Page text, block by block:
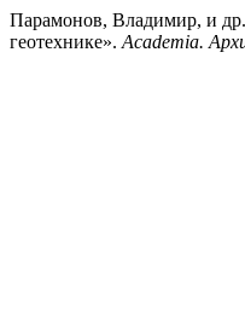
Парамонов, Владимир, и
геотехнике». Academia.